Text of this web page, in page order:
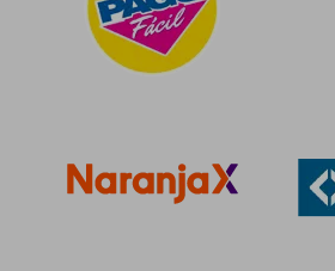
dcto. $ 151.971